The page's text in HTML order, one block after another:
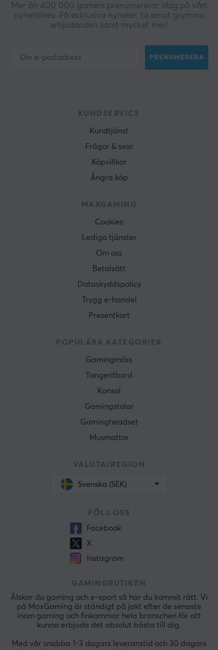
Mer än 400 000 gamers prenumererar idag på vårt
nyhetsbrev. Få exklusiva nyheter, ta emot grymma
erbjudanden samt mycket mer!
PRENUMERERA
KUNDSERVICE
Kundtjänst
Frågor & svar
Köpvillkor
Ångra köp
MAXGAMING
Cookies
Lediga tjänster
Om oss
Betalsätt
Dataskyddspolicy
Trygg e-handel
Presentkort
POPULÄRA KATEGORIER
Gamingmöss
Tangentbord
Konsol
Gamingstolar
Gamingheadset
Musmattor
VALUTA/REGION
Svenska (SEK)
FÖLJ OSS
Facebook
X
Instagram
GAMINGBUTIKEN
Älskar du gaming och e-sport så har du kommit rätt. Vi
på MaxGaming är ständigt på jakt efter de senaste
inom gaming och finkammar hela branschen för att
kunna erbjuda det absolut bästa till dig.
Med vår snabba 1-3 dagars leveranstid och 30 dagars